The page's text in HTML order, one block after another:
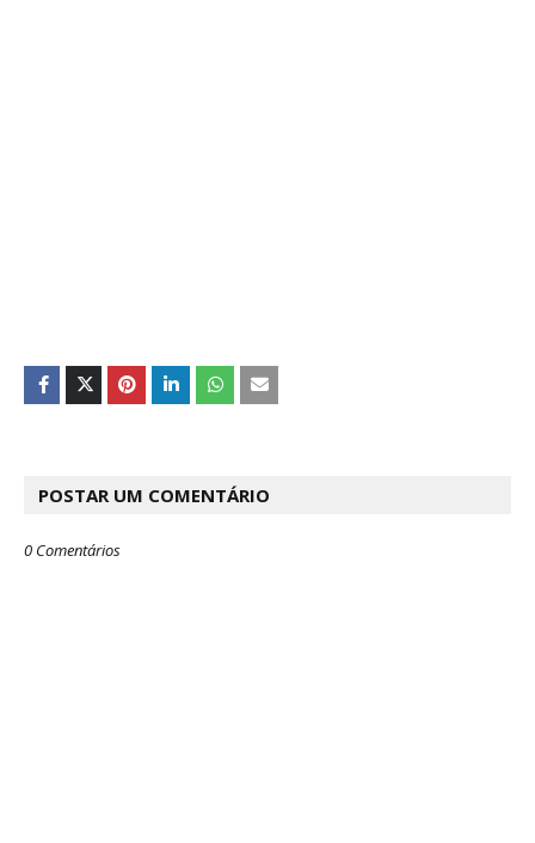
POSTAR UM COMENTÁRIO
0 Comentários